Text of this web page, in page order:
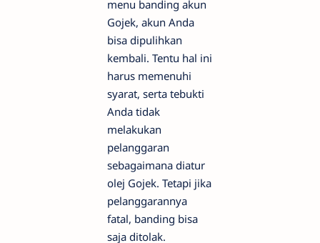
menu banding akun
Gojek, akun Anda
bisa dipulihkan
kembali. Tentu hal ini
harus memenuhi
syarat, serta tebukti
Anda tidak
melakukan
pelanggaran
sebagaimana diatur
olej Gojek. Tetapi jika
pelanggarannya
fatal, banding bisa
saja ditolak.